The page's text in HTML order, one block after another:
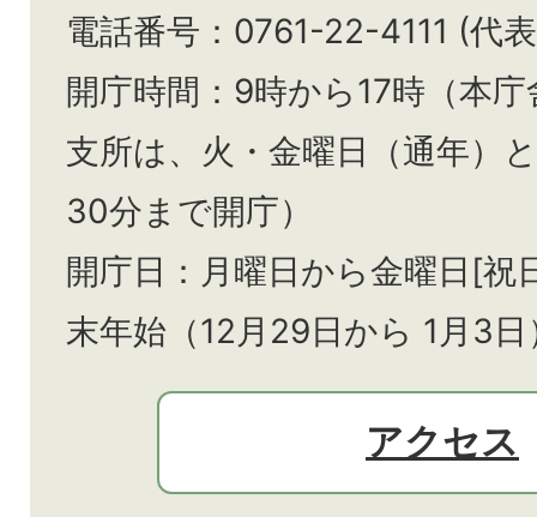
電話番号：0761-22-4111 (代
開庁時間：9時から17時（本
支所は、火・金曜日（通年）と
30分まで開庁）
開庁日：月曜日から金曜日[祝
末年始（12月29日から 1月3
アクセス